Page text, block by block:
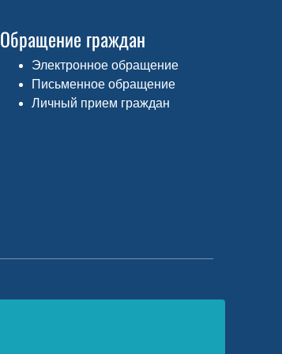
Обращение граждан
Электронное обращение
Письменное обращение
Личный прием граждан